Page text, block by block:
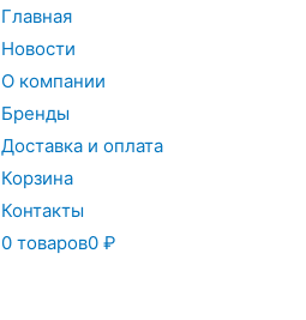
Главная
Новости
О компании
Бренды
Доставка и оплата
Корзина
Контакты
0 товаров0 ₽